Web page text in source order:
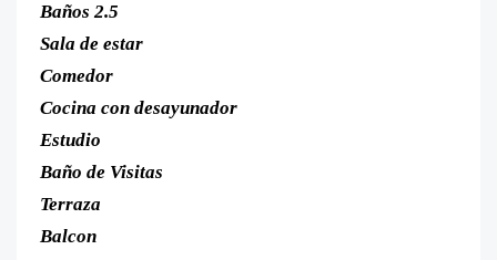
Baños 2.5
Sala de estar
Comedor
Cocina con desayunador
Estudio
Baño de Visitas
Terraza
Balcon